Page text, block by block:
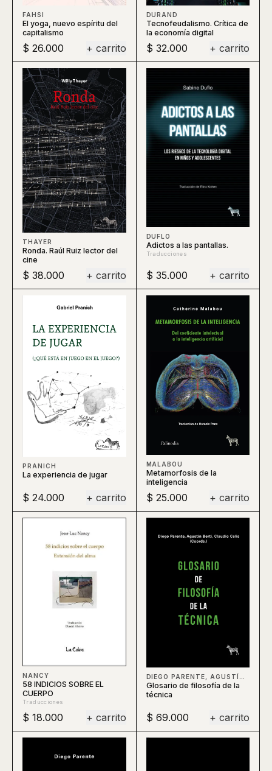
FAHSI
El yoga, nuevo espíritu del
capitalismo
$ 26.000 + carrito
DURAND
Tecnofeudalismo. Crítica de
la economía digital
$ 32.000 + carrito
THAYER
Ronda. Raúl Ruiz lector del
cine
$ 38.000 + carrito
DUFLO
Adictos a las pantallas.
Traducciones
$ 35.000 + carrito
PRANICH
La experiencia de jugar
$ 24.000 + carrito
MALABOU
Metamorfosis de la
inteligencia
$ 25.000 + carrito
NANCY
58 INDICIOS SOBRE EL
CUERPO
Traducciones
$ 18.000 + carrito
DIEGO PARENTE, AGUSTÍN BERTI, CLAUDIO CELIS, BERTI
Glosario de filosofía de la
técnica
$ 69.000 + carrito